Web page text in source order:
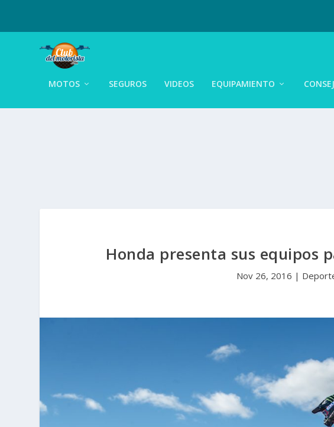
MOTOS SEGUROS VIDEOS EQUIPAMIENTO
Honda presenta sus equipos
Nov 26, 2016 |